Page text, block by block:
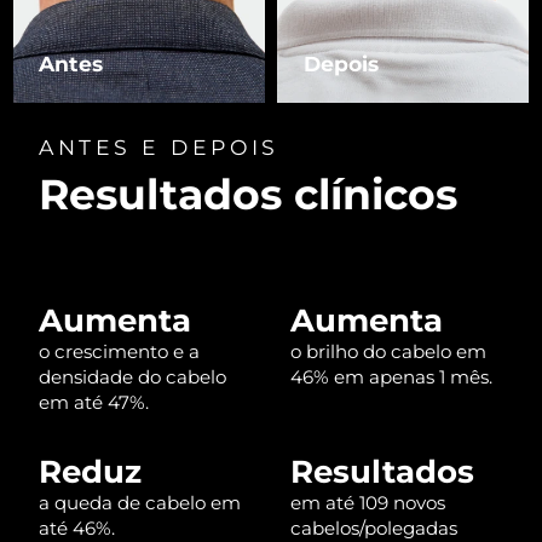
Antes Depois
ANTES E DEPOIS
Resultados clínicos
Aumenta
o crescimento e a
densidade do cabelo
em até 47%.
Aumenta
o brilho do cabelo em
46% em apenas 1 mês.
Reduz
a queda de cabelo em
até 46%.
Resultados
em até 109 novos
cabelos/polegadas
Luxemburgo Entrega prevista
Macau, RAE da
China
Entrega prevista
Malásia
Mônaco Entrega prevista
Países Baixos Entrega prevista8/10/26
Noruega Entrega prevista8/10/26